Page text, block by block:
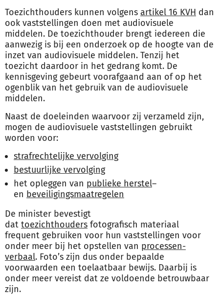
Toezichthouders kunnen volgens artikel 16 KVH dan
ook vaststellingen doen met audiovisuele
middelen. De toezichthouder brengt iedereen die
aanwezig is bij een onderzoek op de hoogte van de
inzet van audiovisuele middelen. Tenzij het
toezicht daardoor in het gedrang komt. De
kennisgeving gebeurt voorafgaand aan of op het
ogenblik van het gebruik van de audiovisuele
middelen.
Naast de doeleinden waarvoor zij verzameld zijn,
mogen de audiovisuele vaststellingen gebruikt
worden voor:
strafrechtelijke vervolging
bestuurlijke vervolging
het opleggen van publieke herstel–
en beveiligingsmaatregelen
De minister bevestigt
dat toezichthouders fotografisch materiaal
frequent gebruiken voor hun vaststellingen voor
onder meer bij het opstellen van processen-
verbaal. Foto’s zijn dus onder bepaalde
voorwaarden een toelaatbaar bewijs. Daarbij is
onder meer vereist dat ze voldoende betrouwbaar
zijn.